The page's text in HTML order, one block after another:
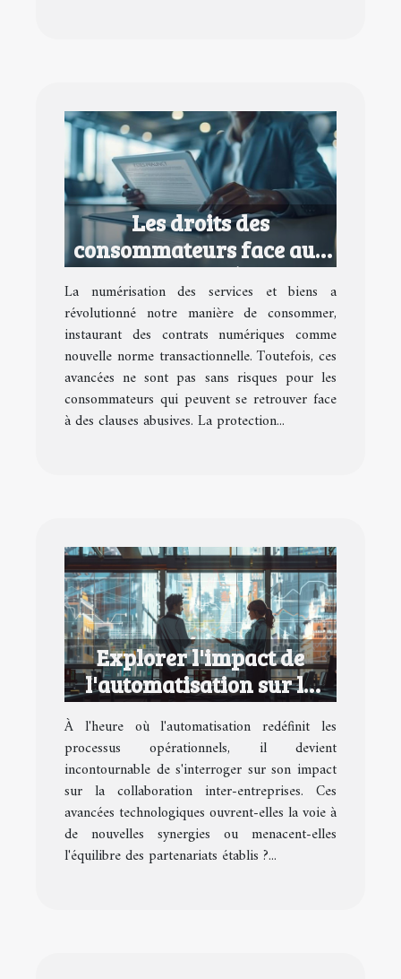
Les droits des
consommateurs face aux
contrats numériques
abusifs
La numérisation des services et biens a
révolutionné notre manière de consommer,
instaurant des contrats numériques comme
nouvelle norme transactionnelle. Toutefois, ces
avancées ne sont pas sans risques pour les
consommateurs qui peuvent se retrouver face
à des clauses abusives. La protection...
Explorer l'impact de
l'automatisation sur la
collaboration inter-
entreprises
À l'heure où l'automatisation redéfinit les
processus opérationnels, il devient
incontournable de s'interroger sur son impact
sur la collaboration inter-entreprises. Ces
avancées technologiques ouvrent-elles la voie à
de nouvelles synergies ou menacent-elles
l'équilibre des partenariats établis ?...